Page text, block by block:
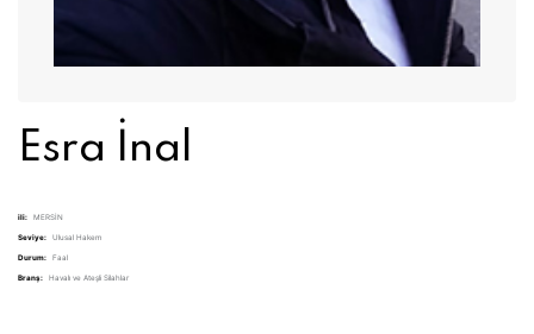
Esra İnal
ili: MERSİN
Seviye: Ulusal Hakem
Durum: Faal
Branş: Havalı ve Ateşli Silahlar